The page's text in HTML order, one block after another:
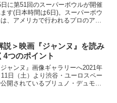
日に第51回のスーパーボウルが開催
す(日本時間は6日)。スーパーボウ
、アメリカで行われるプロのアメ
フトって何？ラグビー...
説＞映画『ジャンヌ』を読み
4つのポイント
ャンヌ』画像ギャラリーへ2021年
11日（土）より渋谷・ユーロスペー
開されているブリュノ・デュモン